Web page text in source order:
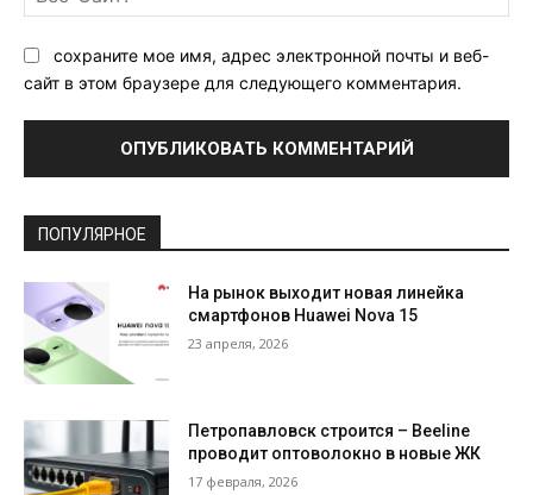
сохраните мое имя, адрес электронной почты и веб-
сайт в этом браузере для следующего комментария.
ПОПУЛЯРНОЕ
На рынок выходит новая линейка
смартфонов Huawei Nova 15
23 апреля, 2026
Петропавловск строится – Beeline
проводит оптоволокно в новые ЖК
17 февраля, 2026